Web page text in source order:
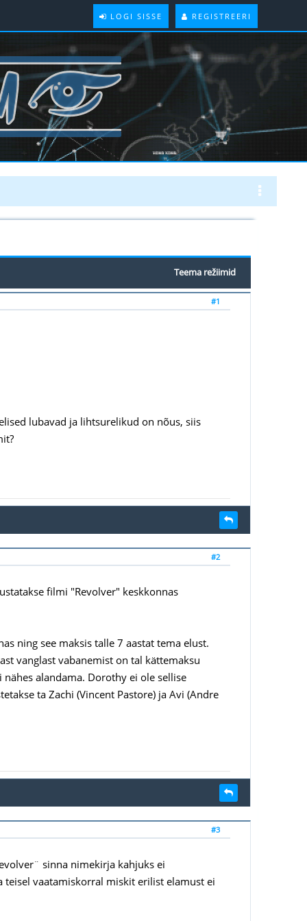
LOGI SISSE REGISTREERI
Teema režiimid
#1
lubavad ja lihtsurelikud on nõus, siis
#2
filmi "Revolver" keskkonnas
ning see maksis talle 7 aastat tema elust.
vanglast vabanemist on tal kättemaksu
alandama. Dorothy ei ole sellise
ta Zachi (Vincent Pastore) ja Avi (Andre
#3
sinna nimekirja kahjuks ei
teisel vaatamiskorral miskit erilist elamust ei